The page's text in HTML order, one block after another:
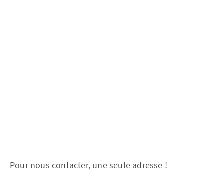
Pour nous contacter, une seule adresse !